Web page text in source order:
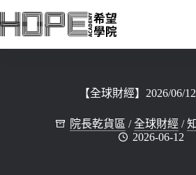
至
【全球財經】2026/06/12
院長乾貨區 /全球財經 /
2026-06-12